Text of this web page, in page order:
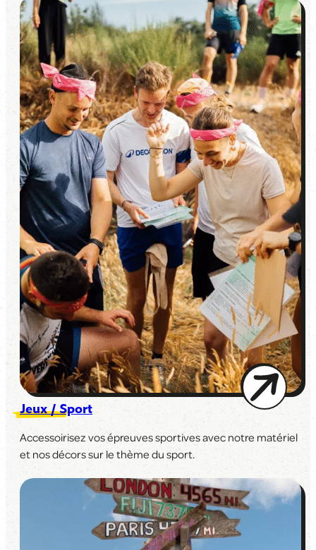
Jeux / Sport
Accessoirisez vos épreuves sportives avec notre matériel
et nos décors sur le thème du sport.